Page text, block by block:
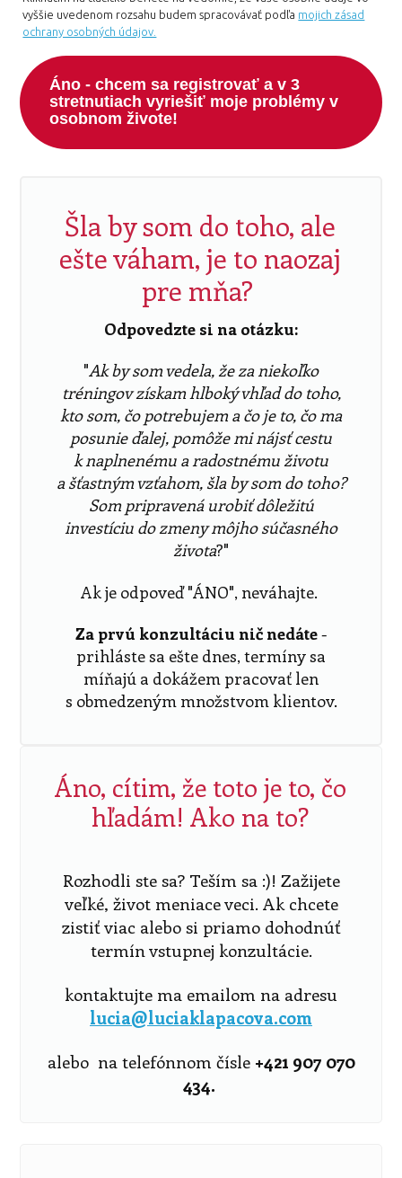
vyššie uvedenom rozsahu budem spracovávať podľa mojich zásad
ochrany osobných údajov.
Áno - chcem sa registrovať a v 3
stretnutiach vyriešiť moje problémy v
osobnom živote!
Šla by som do toho, ale
ešte váham, je to naozaj
pre mňa?
Odpovedzte si na otázku:
"Ak by som vedela, že za niekoľko
tréningov získam hlboký vhľad do toho,
kto som, čo potrebujem a čo je to, čo ma
posunie ďalej, pomôže mi nájsť cestu
k naplnenému a radostnému životu
a šťastným vzťahom, šla by som do toho?
Som pripravená urobiť dôležitú
investíciu do zmeny môjho súčasného
života?"
Ak je odpoveď "ÁNO", neváhajte.
Za prvú konzultáciu nič nedáte-
prihláste sa ešte dnes, termíny sa
míňajú a dokážem pracovať len
s obmedzeným množstvom klientov.
Áno, cítim, že toto je to, čo
hľadám! Ako na to?
Rozhodli ste sa? Teším sa :)! Zažijete
veľké, život meniace veci. Ak chcete
zistiť viac alebo si priamo dohodnúť
termín vstupnej konzultácie.
kontaktujte ma emailom na adresu
lucia@luciaklapacova.com
alebo na telefónnom čísle +421 907 070
434.